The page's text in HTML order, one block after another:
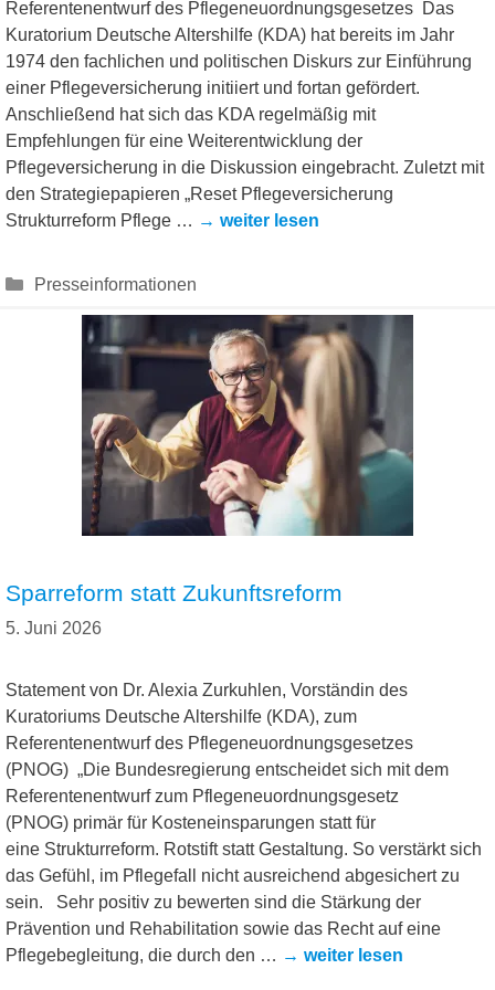
Referentenentwurf des Pflegeneuordnungsgesetzes Das
Kuratorium Deutsche Altershilfe (KDA) hat bereits im Jahr
1974 den fachlichen und politischen Diskurs zur Einführung
einer Pflegeversicherung initiiert und fortan gefördert.
Anschließend hat sich das KDA regelmäßig mit
Empfehlungen für eine Weiterentwicklung der
Pflegeversicherung in die Diskussion eingebracht. Zuletzt mit
den Strategiepapieren „Reset Pflegeversicherung
Strukturreform Pflege … → weiter lesen
Kategorien
Presseinformationen
Sparreform statt Zukunftsreform
5. Juni 2026
Statement von Dr. Alexia Zurkuhlen, Vorständin des
Kuratoriums Deutsche Altershilfe (KDA), zum
Referentenentwurf des Pflegeneuordnungsgesetzes
(PNOG) „Die Bundesregierung entscheidet sich mit dem
Referentenentwurf zum Pflegeneuordnungsgesetz
(PNOG) primär für Kosteneinsparungen statt für
eine Strukturreform. Rotstift statt Gestaltung. So verstärkt sich
das Gefühl, im Pflegefall nicht ausreichend abgesichert zu
sein. Sehr positiv zu bewerten sind die Stärkung der
Prävention und Rehabilitation sowie das Recht auf eine
Pflegebegleitung, die durch den … → weiter lesen